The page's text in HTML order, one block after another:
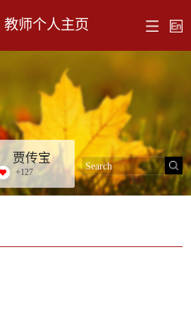
教师个人主页
贾传宝
+127